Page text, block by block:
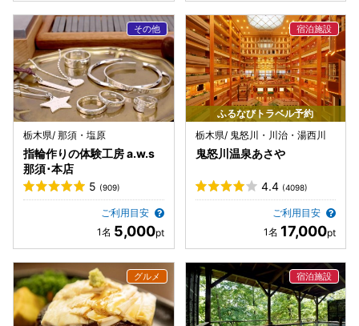
栃木県/ 那須・塩原
指輪作りの体験工房 a.w.s
那須･本店
5 (909)
ご利用目安
5,000
ふるなびトラベル予約
栃木県/ 鬼怒川・川治・湯西川
鬼怒川温泉あさや
4.4 (4098)
ご利用目安
17,000